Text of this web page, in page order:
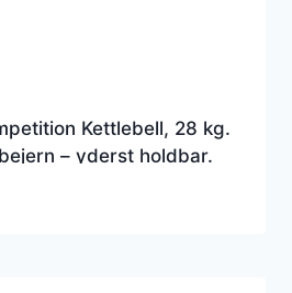
Kettlebell, 28 kg.
– yderst holdbar.
træning, som crossfit